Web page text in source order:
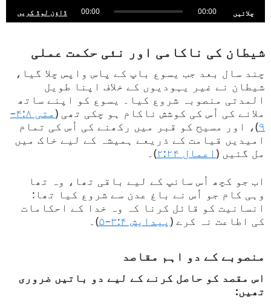
چلائیں 00:00
00:00 ڈاؤن لوڈ کریں
شیطان کی ناکامی اور نئی حکمت عملی
چند سال بعد جب یسوع باپ کے پاس واپس چلا گیا،
شیطان نے غیر یہودیوں کے خلاف اپنا طویل
المدتی منصوبہ شروع کیا۔ یسوع کو اپنے ساتھ
ملانے کی اُس کی کوشش ناکام ہو چکی تھی (
متی ۴:۸–
۹)، اور مسیح کو قبر میں رکھنے کی اُس کی تمام
امیدیں قیامت کے ذریعے ہمیشہ کے لیے خاک میں
مل گئیں ( اعمال ۲:۲۴
)۔
اب جو کچھ اُس سانپ کے لیے باقی تھا، وہ تھا
وہی کام جو اُس نے باغ عدن سے شروع کیا تھا:
انسانیت کو قائل کرنا کہ وہ خدا کے احکامات
کی اطاعت نہ کرے ( پیدایش ۳:۴–۵ )۔
منصوبے کے دو اہم مقاصد
اس مقصد کو حاصل کرنے کے لیے دو باتیں ضروری
تھیں: